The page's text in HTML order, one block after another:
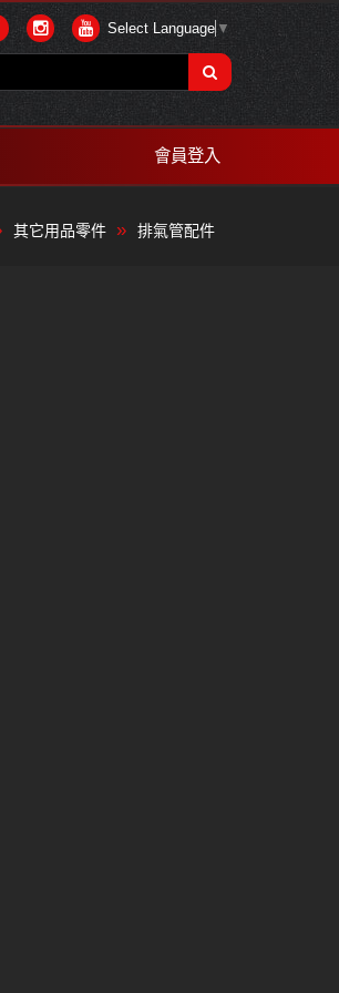
Select Language ▼
會員登入
其它用品零件 排氣管配件